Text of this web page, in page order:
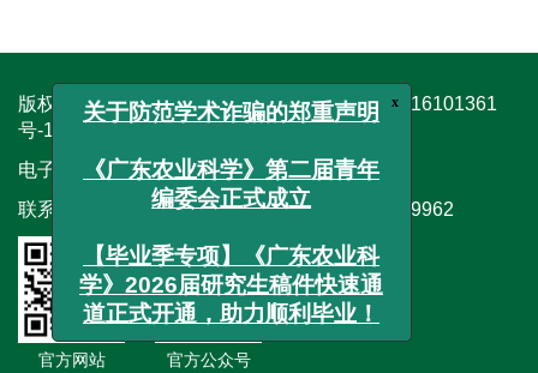
版权所有 ©《广东农业科学》编辑部粤ICP备16101361
号-1
电子邮箱：gdnykx@vip.163.com
联系电话：（020）38319946/38319948/38319962
官方网站 官方公众号
邮件订阅
RSS
x
关于防范学术诈骗的郑重声明
《广东农业科学》第二届青年
编委会正式成立
【毕业季专项】《广东农业科
学》2026届研究生稿件快速通
道正式开通，助力顺利毕业！